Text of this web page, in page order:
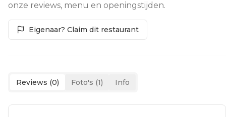
onze reviews, menu en openingstijden.
Eigenaar? Claim dit restaurant
Reviews (0) Foto's (1) Info